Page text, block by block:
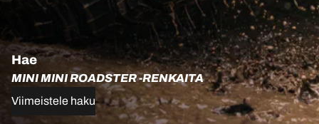
Hae
MINI MINI ROADSTER -RENKAITA
Viimeistele haku